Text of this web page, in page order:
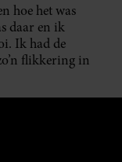
hoe het was
daar en ik
Ik had de
flikkering in